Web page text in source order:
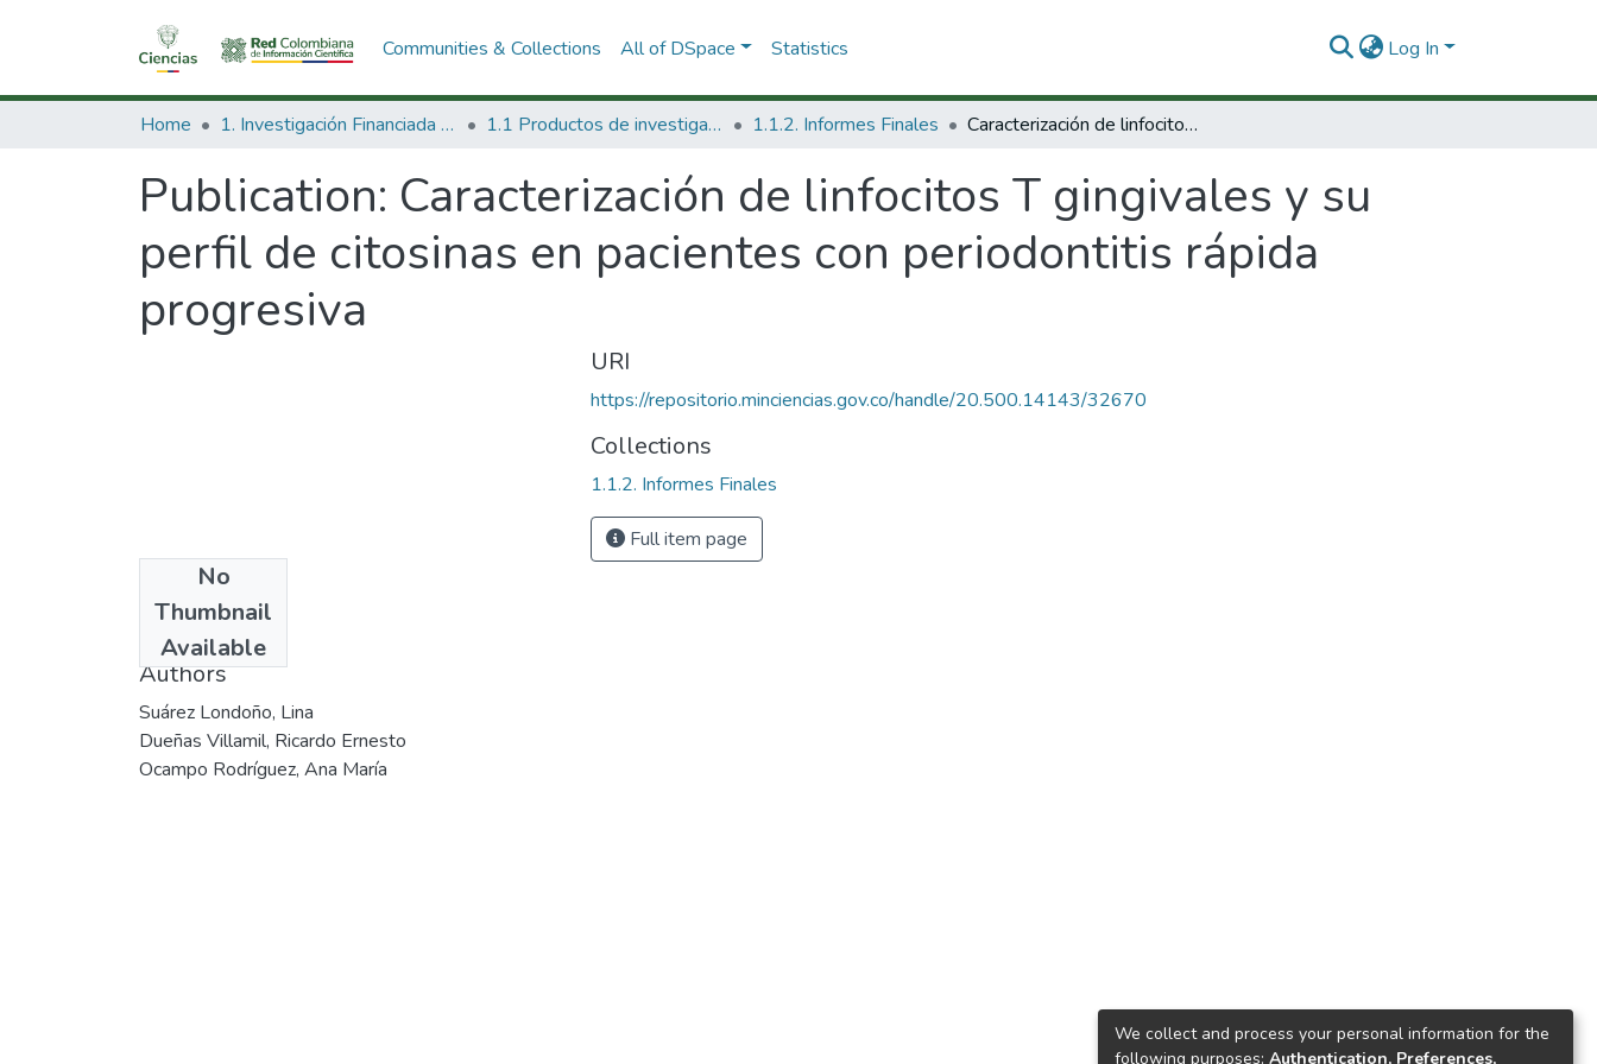
Communities & Collections All of DSpace Statistics Log In
Home 1. Investigación Financiada con Recursos Públicos 1.1 Productos de investigación 1.1.2. Informes Finales Caracterización de linfocitos T gingivales y su perfil de citosinas en pacientes con periodontitis rápida progresiva
Publication: Caracterización de linfocitos T gingivales y su
perfil de citosinas en pacientes con periodontitis rápida
progresiva
No
Thumbnail
Available
2003
Authors
Suárez Londoño, Lina
Dueñas Villamil, Ricardo Ernesto
Ocampo Rodríguez, Ana María
URI
https://repositorio.minciencias.gov.co/handle/20.500.14143/32670
Collections
1.1.2. Informes Finales
Full item page
We collect and process your personal information for the
following purposes: Authentication, Preferences,